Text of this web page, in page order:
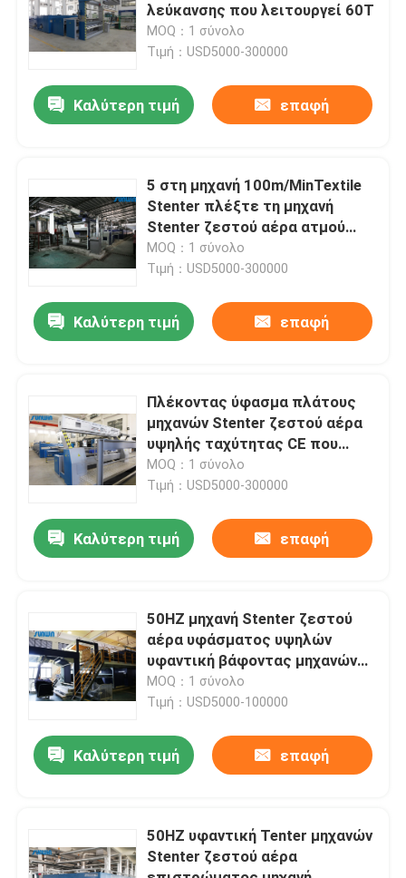
Περίπου εμείς
Γύρος εργοστασίων
Μας ελάτε σε επαφή με
Ζητήστε ένα απόσπασμα
υφαντική μηχανή stenter
Μηχανή Stenter υφάσματος
λεύκανσης που λειτουργεί 60T
MOQ：1 σύνολο
Τιμή：USD5000-300000
Καλύτερη τιμή επαφή
5 στη μηχανή 100m/MinTextile
Stenter πλέξτε τη μηχανή
Stenter ζεστού αέρα ατμού
τύπων
MOQ：1 σύνολο
Τιμή：USD5000-300000
Καλύτερη τιμή επαφή
Πλέκοντας ύφασμα πλάτους
μηχανών Stenter ζεστού αέρα
υψηλής ταχύτητας CE που
τελειώνει 2400mm
MOQ：1 σύνολο
Τιμή：USD5000-300000
Καλύτερη τιμή επαφή
50HZ μηχανή Stenter ζεστού
αέρα υφάσματος υψηλών
υφαντική βάφοντας μηχανών
πλεκτή
MOQ：1 σύνολο
Τιμή：USD5000-100000
Καλύτερη τιμή επαφή
50HZ υφαντική Tenter μηχανών
Stenter ζεστού αέρα